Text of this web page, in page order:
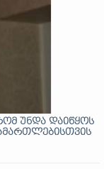
უნდა დაიწყოს